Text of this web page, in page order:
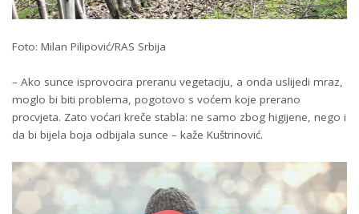
Foto: Milan Pilipović/RAS Srbija
– Ako sunce isprovocira preranu vegetaciju, a onda uslijedi mraz,
moglo bi biti problema, pogotovo s voćem koje prerano
procvjeta. Zato voćari kreče stabla: ne samo zbog higijene, nego i
da bi bijela boja odbijala sunce – kaže Kuštrinović.